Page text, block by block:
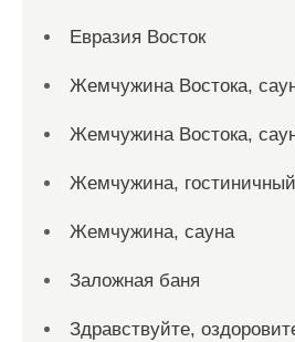
Евразия Восток
Жемчужина Востока,
Жемчужина Востока,
Жемчужина,
Жемчужина, сауна
Заложная баня
Здравствуйте,